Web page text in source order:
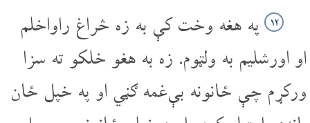
۱۲ په هغه وخت کې به زه څراغ راواخلم
او اورشلیم به ولټوم. زه به هغو خلکو ته سزا
ورکړم چې ځانونه بې‌غمه ګڼي او په خپل ځان